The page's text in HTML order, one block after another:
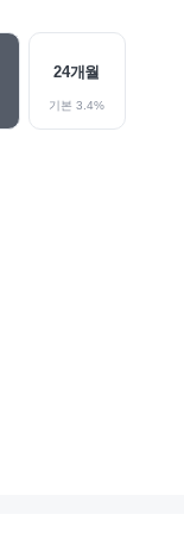
24개월
기본3.4%